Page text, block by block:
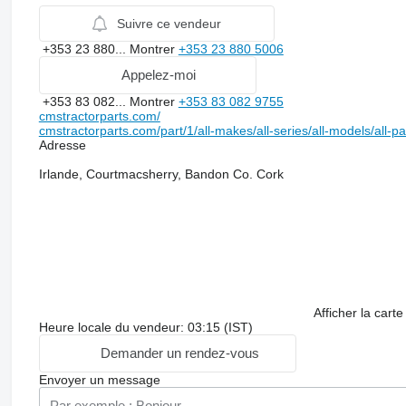
Suivre ce vendeur
+353 23 880... Montrer +353 23 880 5006
Appelez-moi
+353 83 082... Montrer +353 83 082 9755
cmstractorparts.com/
cmstractorparts.com/part/1/all-makes/all-series/all-models/all-
Adresse
Irlande, Courtmacsherry, Bandon Co. Cork
Afficher la carte
Heure locale du vendeur: 03:15 (IST)
Demander un rendez-vous
Envoyer un message